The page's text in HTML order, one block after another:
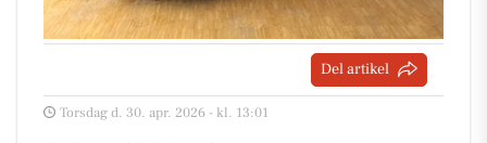
Del artikel
Torsdag d. 30. apr. 2026 - kl. 13:01